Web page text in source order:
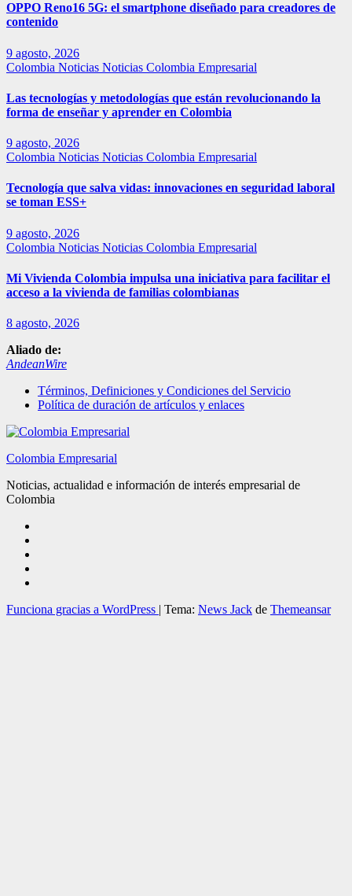
OPPO Reno16 5G: el smartphone diseñado para creadores de
contenido
9 agosto, 2026
Colombia Noticias Noticias Colombia Empresarial
Las tecnologías y metodologías que están revolucionando la
forma de enseñar y aprender en Colombia
9 agosto, 2026
Colombia Noticias Noticias Colombia Empresarial
Tecnología que salva vidas: innovaciones en seguridad laboral
se toman ESS+
9 agosto, 2026
Colombia Noticias Noticias Colombia Empresarial
Mi Vivienda Colombia impulsa una iniciativa para facilitar el
acceso a la vivienda de familias colombianas
8 agosto, 2026
Aliado de:
AndeanWire
Términos, Definiciones y Condiciones del Servicio
Política de duración de artículos y enlaces
Colombia Empresarial
Noticias, actualidad e información de interés empresarial de
Colombia
Funciona gracias a WordPress | Tema: News Jack de Themeansar